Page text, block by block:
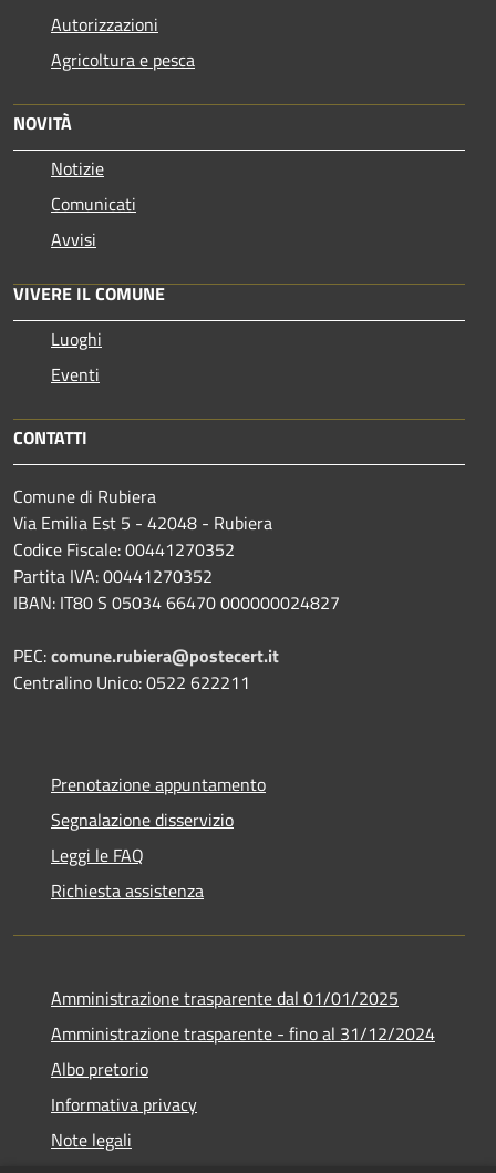
Autorizzazioni
Agricoltura e pesca
NOVITÀ
Notizie
Comunicati
Avvisi
VIVERE IL COMUNE
Luoghi
Eventi
CONTATTI
Comune di Rubiera
Via Emilia Est 5 - 42048 - Rubiera
Codice Fiscale: 00441270352
Partita IVA: 00441270352
IBAN: IT80 S 05034 66470 000000024827
PEC:comune.rubiera@postecert.it
Centralino Unico: 0522 622211
Prenotazione appuntamento
Segnalazione disservizio
Leggi le FAQ
Richiesta assistenza
Amministrazione trasparente dal 01/01/2025
Amministrazione trasparente - fino al 31/12/2024
Albo pretorio
Informativa privacy
Note legali